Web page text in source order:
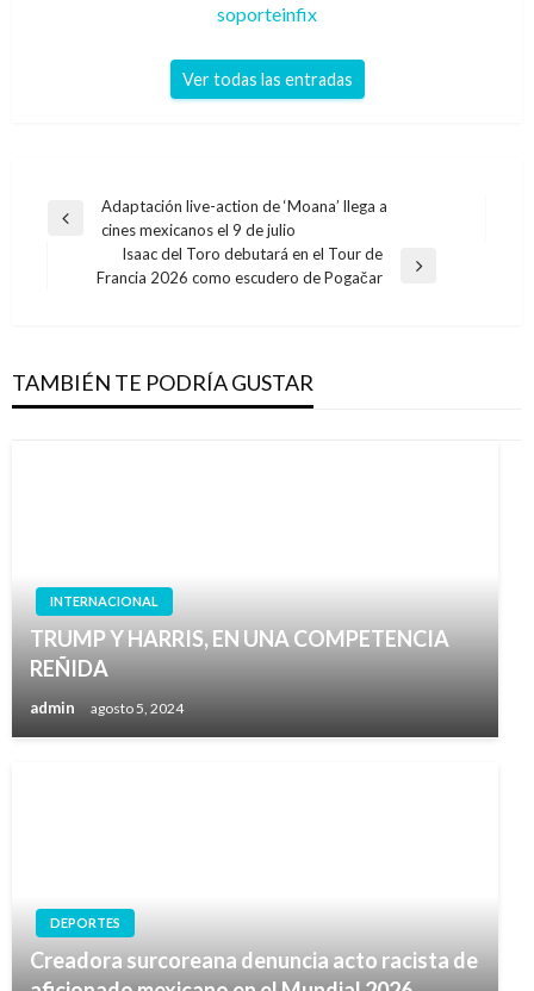
soporteinfix
Ver todas las entradas
Navegación
entradas
Entrada
Adaptación live-action de ‘Moana’ llega a
cines mexicanos el 9 de julio
Entrada
Isaac del Toro debutará en el Tour de
Francia 2026 como escudero de Pogačar
TAMBIÉN TE PODRÍA GUSTAR
INTERNACIONAL
TRUMP Y HARRIS, EN UNA COMPETENCIA
REÑIDA
admin agosto 5, 2024
DEPORTES
Creadora surcoreana denuncia acto racista de